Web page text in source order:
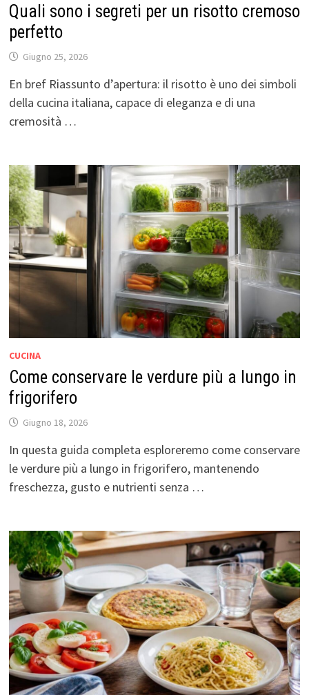
Quali sono i segreti per un risotto cremoso
perfetto
Giugno 25, 2026
En bref Riassunto d’apertura: il risotto è uno dei simboli
della cucina italiana, capace di eleganza e di una
cremosità …
CUCINA
Come conservare le verdure più a lungo in
frigorifero
Giugno 18, 2026
In questa guida completa esploreremo come conservare
le verdure più a lungo in frigorifero, mantenendo
freschezza, gusto e nutrienti senza …